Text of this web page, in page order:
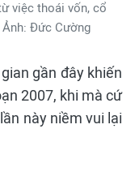
việc thoái vốn, cổ
Đức Cường
gần đây khiến
2007, khi mà cứ
này niềm vui lại